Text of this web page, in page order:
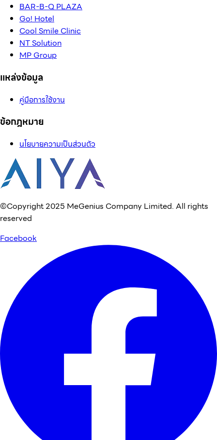
BAR-B-Q PLAZA
Go! Hotel
Cool Smile Clinic
NT Solution
MP Group
แหล่งข้อมูล
คู่มือการใช้งาน
ข้อกฎหมาย
นโยบายความเป็นส่วนตัว
©Copyright 2025 MeGenius Company Limited. All rights
reserved
Facebook